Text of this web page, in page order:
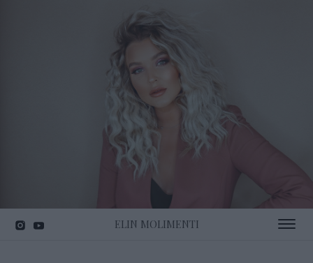
ELIN MOLIMENTI Toggle